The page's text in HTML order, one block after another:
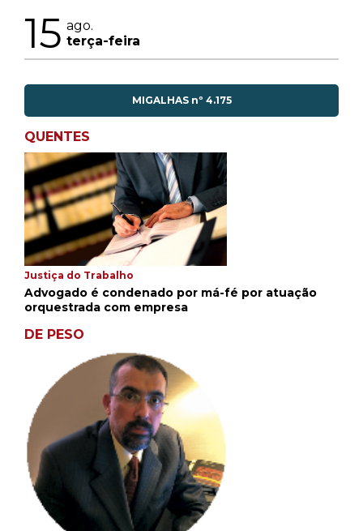
15 ago.
terça-feira
MIGALHAS nº 4.175
QUENTES
Justiça do Trabalho
Advogado é condenado por má-fé por atuação
orquestrada com empresa
DE PESO